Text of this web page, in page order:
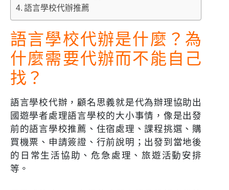
語言學校代辦推薦
語言學校代辦是什麼？為
什麼需要代辦而不能自己
找？
語言學校代辦，顧名思義就是代為辦理協助出
國遊學者處理語言學校的大小事情，像是出發
前的語言學校推薦、住宿處理、課程挑選、購
買機票、申請簽證、行前說明；出發到當地後
的日常生活協助、危急處理、旅遊活動安排
等。